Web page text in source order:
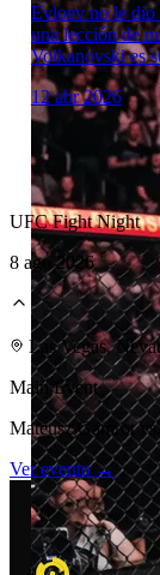
Laboratorio
Evloev no le dio
una lección de
Volkanovski es
12 abr 2026
UFC Fight Night
8 ago 2026
Las Vegas,
Main Event
Mateusz Gamrot
Ver evento →